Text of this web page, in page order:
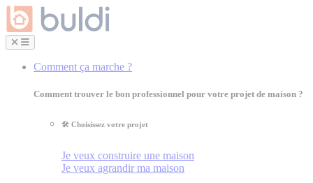
Comment ça marche ?
Comment trouver le bon professionnel pour votre projet de maison ?
🛠 Choisissez votre projet
Je veux construire une maison
Je veux agrandir ma maison